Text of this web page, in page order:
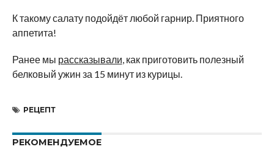
К такому салату подойдёт любой гарнир. Приятного
аппетита!
Ранее мы рассказывали, как приготовить полезный
белковый ужин за 15 минут из курицы.
РЕЦЕПТ
РЕКОМЕНДУЕМОЕ